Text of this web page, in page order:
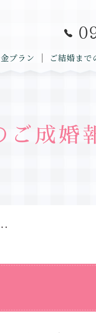
プラン ご結婚まで
ご成婚
･